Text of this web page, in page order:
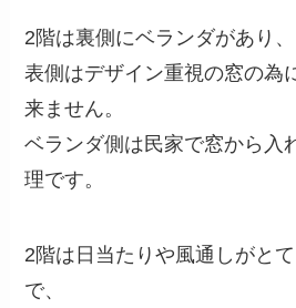
2階は裏側にベランダがあり、
表側はデザイン重視の窓の為
来ません。
ベランダ側は民家で窓から入
理です。
2階は日当たりや風通しがと
で、